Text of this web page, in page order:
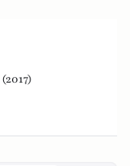
(2017)